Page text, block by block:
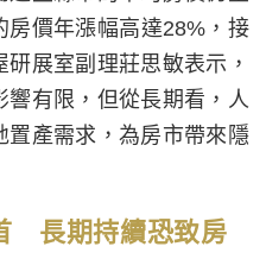
價年漲幅高達28%，接
展室副理莊思敏表示，
有限，但從長期看，人
置產需求，為房市帶來隱
長期持續恐致房